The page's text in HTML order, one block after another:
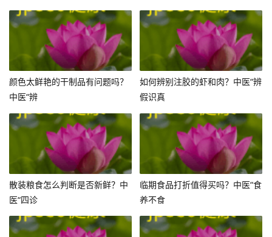
颜色太鲜艳的干制品有问题吗？
中医“辨
如何辨别注胶的虾和肉？中医“辨
假识真
散装粮食怎么判断是否新鲜？中
医“四诊
临期食品打折值得买吗？中医“食
养不食